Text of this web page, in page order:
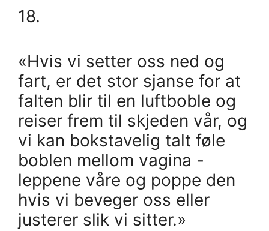
18.
«Hvis vi setter oss ned og
fart, er det stor sjanse for at
falten blir til en luftboble og
reiser frem til skjeden vår, og
vi kan bokstavelig talt føle
boblen mellom vagina -
leppene våre og poppe den
hvis vi beveger oss eller
justerer slik vi sitter.»